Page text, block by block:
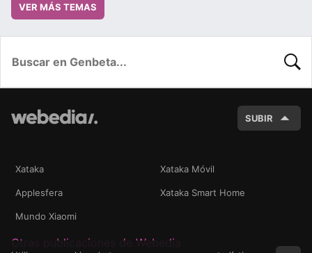
VER MÁS TEMAS
SUBIR
Xataka Xataka Móvil
Applesfera Xataka Smart Home
Mundo Xiaomi
Otras publicaciones de Webedia